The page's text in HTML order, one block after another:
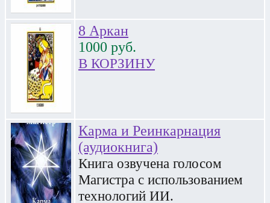
8 Аркан
1000 руб.
В КОРЗИНУ
Карма и Реинкарнация
(аудиокнига)
Книга озвучена голосом
Магистра с использованием
технологий ИИ.